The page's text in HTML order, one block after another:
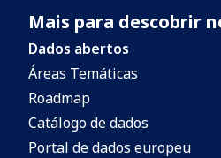
paleozóicos, de idade
Ordovícico – Devónico. A
geológica,
investigação
litogeoquímica e
definição formal de
Mais para descobrir
Dados abertos
Áreas Temáticas
Roadmap
Catálogo de dados
Portal de dados europeu